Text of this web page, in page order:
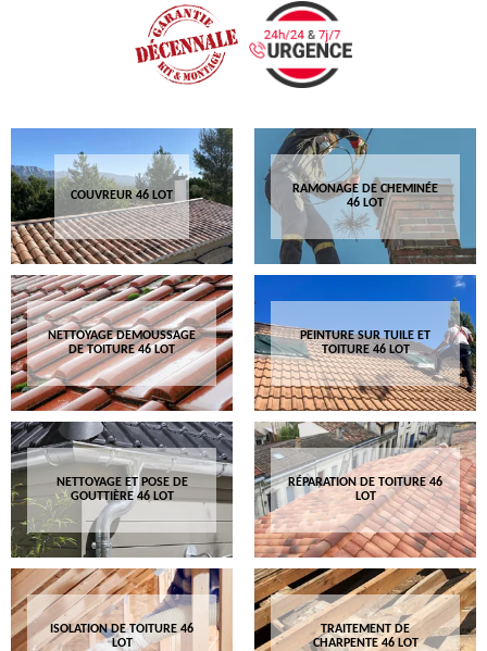
COUVREUR 46 LOT
RAMONAGE DE CHEMINÉE
46 LOT
NETTOYAGE DEMOUSSAGE
DE TOITURE 46 LOT
PEINTURE SUR TUILE ET
TOITURE 46 LOT
NETTOYAGE ET POSE DE
GOUTTIÈRE 46 LOT
RÉPARATION DE TOITURE 46
LOT
ISOLATION DE TOITURE 46
LOT
TRAITEMENT DE
CHARPENTE 46 LOT